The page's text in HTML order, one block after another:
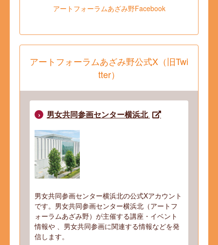
アートフォーラムあざみ野Facebook
アートフォーラムあざみ野公式X（旧Twi
tter）
男女共同参画センター横浜北
男女共同参画センター横浜北の公式Xアカウント
です。男女共同参画センター横浜北（アートフ
ォーラムあざみ野）が主催する講座・イベント
情報や 、男女共同参画に関連する情報などを発
信します。